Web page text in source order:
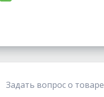
Задать вопрос о товаре